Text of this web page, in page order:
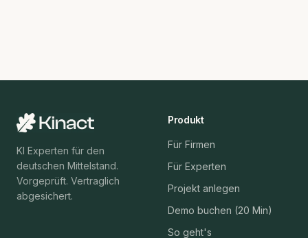
KI Experten für den
deutschen Mittelstand.
Vorgeprüft. Vertraglich
abgesichert.
Produkt
Für Firmen
Für Experten
Projekt anlegen
Demo buchen (20 Min)
So geht's